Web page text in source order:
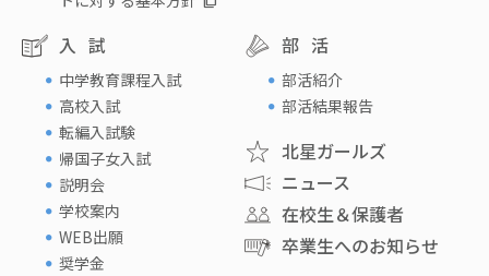
入試
中学教育課程入試
高校入試
転編入試験
帰国子女入試
説明会
学校案内
WEB出願
奨学金
部活
部活紹介
部活結果報告
北星ガールズ
ニュース
在校生＆保護者
卒業生へのお知らせ